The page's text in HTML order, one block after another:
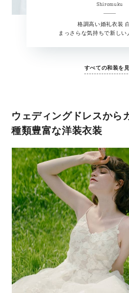
Shiromuku
格調高い婚礼衣装
まっさらな気持ちで新しい
すべての和装を
ウェディングドレスから
種類豊富な洋装衣装